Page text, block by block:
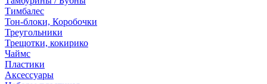
Тимбалес
Тон-блоки, Коробочки
Треугольники
Трещотки, кокирико
Чаймс
Пластики
Аксессуары